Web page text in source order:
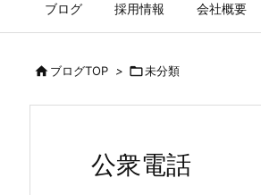
ブログ 採用情報 会社概要
ブログTOP > 未分類
公衆電話